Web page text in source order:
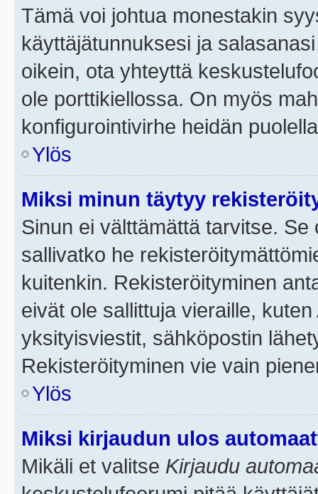
Tämä voi johtua monestakin
käyttäjätunnuksesi ja
oikein, ota yhteyttä
ole porttikiellossa. On myös
konfigurointivirhe heidän
Ylös
Miksi minun täytyy
Sinun ei välttämättä tarvitse.
sallivatko he
kuitenkin. Rekisteröityminen
eivät ole sallittuja vieraille,
yksityisviestit, sähköpostin
Rekisteröityminen vie vain
Ylös
Miksi kirjaudun ulos
Mikäli et valitse Kirjaudu